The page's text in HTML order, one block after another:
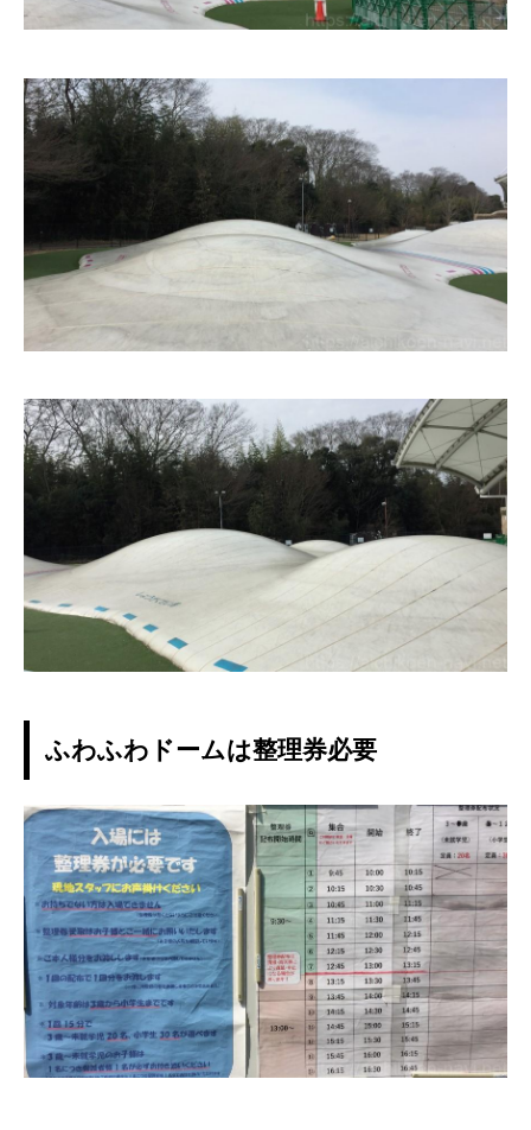
ふわふわドームは整理券必要